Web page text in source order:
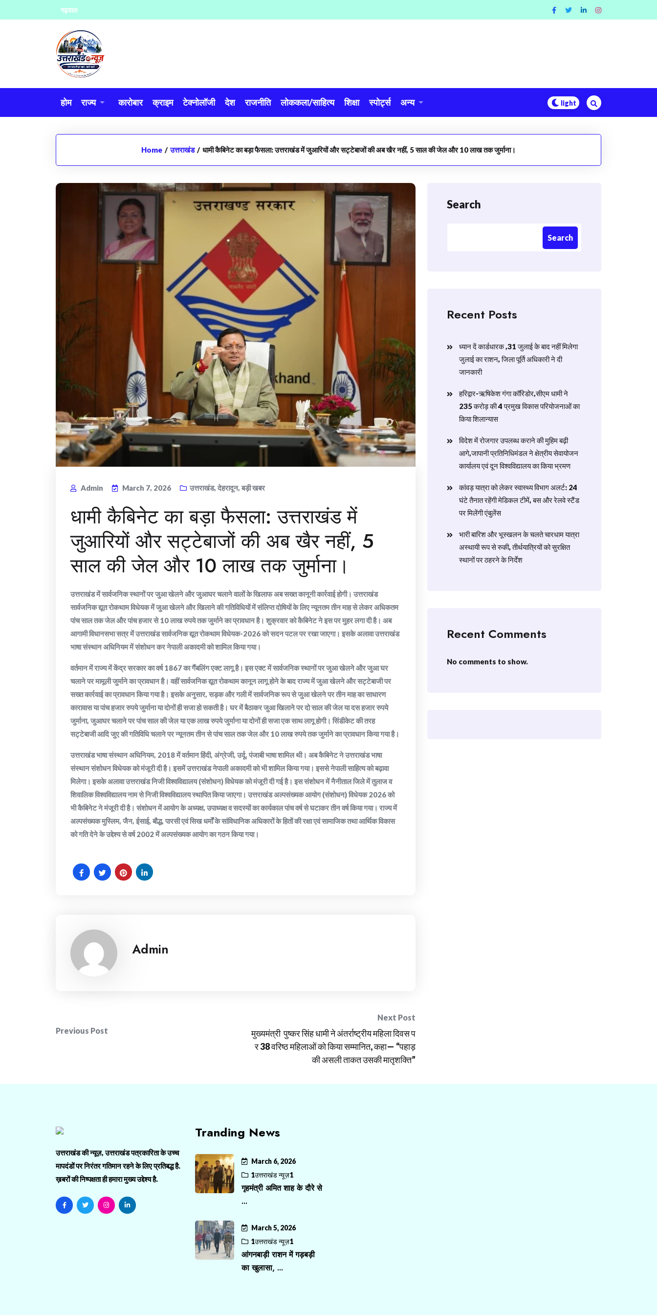
to
गढ़वाल
होम राज्य कारोबार क्राइम टेक्नोलॉजी देश राजनीति लोककला/साहित्य शिक्षा स्पोर्ट्स अन्य
Home / उत्तराखंड / धामी कैबिनेट का बड़ा फैसला: उत्तराखंड में जुआरियों और सट्टेबाजों की अब खैर नहीं, 5 साल की जेल और 10 लाख तक जुर्माना।
Admin March 7, 2026 उत्तराखंड, देहरादून, बड़ी खबर
धामी कैबिनेट का बड़ा फैसला: उत्तराखंड में
जुआरियों और सट्टेबाजों की अब खैर नहीं, 5
साल की जेल और 10 लाख तक जुर्माना।
उत्तराखंड में सार्वजनिक स्थानों पर जुआ खेलने और जुआघर चलाने वालों के खिलाफ अब सख्त कानूनी कार्रवाई होगी। उत्तराखंड
सार्वजनिक द्यूत रोकथाम विधेयक में जुआ खेलने और खिलाने की गतिविधियों में संलिप्त दोषियों के लिए न्यूनतम तीन माह से लेकर अधिकतम
पांच साल तक जेल और पांच हजार से 10 लाख रुपये तक जुर्माने का प्रावधान है। शुक्रवार को कैबिनेट ने इस पर मुहर लगा दी है। अब
आगामी विधानसभा सत्र में उत्तराखंड सार्वजनिक द्यूत रोकथाम विधेयक-2026 को सदन पटल पर रखा जाएगा। इसके अलावा उत्तराखंड
भाषा संस्थान अधिनियम में संशोधन कर नेपाली अकादमी को शामिल किया गया।
वर्तमान में राज्य में केंद्र सरकार का वर्ष 1867 का गैंबलिंग एक्ट लागू है। इस एक्ट में सार्वजनिक स्थानों पर जुआ खेलने और जुआ घर
चलाने पर मामूली जुर्माने का प्रावधान है। वहीं सार्वजनिक द्यूत रोकथाम कानून लागू होने के बाद राज्य में जुआ खेलने और सट्टेबाजी पर
सख्त कार्रवाई का प्रावधान किया गया है। इसके अनुसार, सड़क और गली में सार्वजनिक रूप से जुआ खेलने पर तीन माह का साधारण
कारावास या पांच हजार रुपये जुर्माना या दोनों ही सजा हो सकती है। घर में बैठाकर जुआ खिलाने पर दो साल की जेल या दस हजार रुपये
जुर्माना, जुआघर चलाने पर पांच साल की जेल या एक लाख रुपये जुर्माना या दोनों ही सजा एक साथ लागू होगी। सिंडीकेट की तरह
सट्टेबाजी आदि जुए की गतिविधि चलाने पर न्यूनतम तीन से पांच साल तक जेल और 10 लाख रुपये तक जुर्माने का प्रावधान किया गया है।
उत्तराखंड भाषा संस्थान अधिनियम, 2018 में वर्तमान हिंदी, अंग्रेजी, उर्दू, पंजाबी भाषा शामिल थी। अब कैबिनेट ने उत्तराखंड भाषा
संस्थान संशोधन विधेयक को मंजूरी दी है। इसमें उत्तराखंड नेपाली अकादमी को भी शामिल किया गया। इससे नेपाली साहित्य को बढ़ावा
मिलेगा। इसके अलावा उत्तराखंड निजी विश्वविद्यालय (संशोधन) विधेयक को मंजूरी दी गई है। इस संशोधन में नैनीताल जिले में तुलाज व
शिवालिक विश्वविद्यालय नाम से निजी विश्वविद्यालय स्थापित किया जाएगा। उत्तराखंड अल्पसंख्यक आयोग (संशोधन) विधेयक 2026 को
भी कैबिनेट ने मंजूरी दी है। संशोधन में आयोग के अध्यक्ष, उपाध्यक्ष व सदस्यों का कार्यकाल पांच वर्ष से घटाकर तीन वर्ष किया गया। राज्य में
अल्पसंख्यक मुस्लिम, जैन, ईसाई, बौद्ध, पारसी एवं सिख धर्मों के सांविधानिक अधिकारों के हितों की रक्षा एवं सामाजिक तथा आर्थिक विकास
को गति देने के उद्देश्य से वर्ष 2002 में अल्पसंख्यक आयोग का गठन किया गया।
Admin
Post
Previous Post
Next Post
मुख्यमंत्री पुष्कर सिंह धामी ने अंतर्राष्ट्रीय महिला दिवस प
र 38 वरिष्ठ महिलाओं को किया सम्मानित, कहा— “पहाड़
की असली ताकत उसकी मातृशक्ति”
Search
Search
Recent Posts
ध्यान दें कार्डधारक ,31 जुलाई के बाद नहीं मिलेगा
जुलाई का राशन, जिला पूर्ति अधिकारी ने दी
जानकारी
हरिद्वार-ऋषिकेश गंगा कॉरिडोर,सीएम धामी ने
235 करोड़ की 4 प्रमुख विकास परियोजनाओं का
किया शिलान्यास
विदेश में रोजगार उपलब्ध कराने की मुहिम बढ़ी
आगे,जापानी प्रतिनिधिमंडल ने क्षेत्रीय सेवायोजन
कार्यालय एवं दून विश्वविद्यालय का किया भ्रमण
​कांवड़ यात्रा को लेकर स्वास्थ्य विभाग अलर्ट: 24
घंटे तैनात रहेंगी मेडिकल टीमें, बस और रेलवे स्टैंड
पर मिलेंगी एंबुलेंस
​भारी बारिश और भूस्खलन के चलते चारधाम यात्रा
अस्थायी रूप से रुकी, तीर्थयात्रियों को सुरक्षित
स्थानों पर ठहरने के निर्देश
Recent Comments
No comments to show.
उत्तराखंड की न्यूज़, उत्तराखंड पत्रकारिता के उच्च
मापदंडों पर निरंतर गतिमान रहने के लिए प्रतिबद्ध है.
ख़बरों की निष्पक्षता ही हमारा मुख्य उद्देश्य है.
Tranding News
March 6, 2026
1उत्तराखंड न्यूज़1
गृहमंत्री अमित शाह के दौरे से
...
March 5, 2026
1उत्तराखंड न्यूज़1
आंगनबाड़ी राशन में गड़बड़ी
का खुलासा, ...